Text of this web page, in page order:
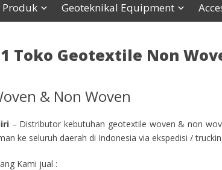
Produk Geoteknikal Equipment
Toko Geotextile Non
& Non Woven
– Distributor kebutuhan geotextile woven & non
ke seluruh daerah di Indonesia via ekspedisi /
Kami jual :